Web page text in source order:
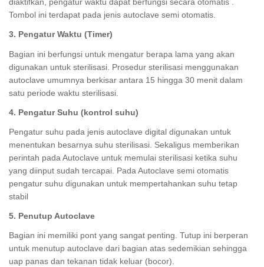
Tombol ini terdapat pada jenis autoclave semi otomatis.
3. Pengatur Waktu (Timer)
Bagian ini berfungsi untuk mengatur berapa lama yang akan
digunakan untuk sterilisasi. Prosedur sterilisasi menggunakan
autoclave umumnya berkisar antara 15 hingga 30 menit dalam
satu periode waktu sterilisasi.
4. Pengatur Suhu (kontrol suhu)
Pengatur suhu pada jenis autoclave digital digunakan untuk
menentukan besarnya suhu sterilisasi. Sekaligus memberikan
perintah pada Autoclave untuk memulai sterilisasi ketika suhu
yang diinput sudah tercapai. Pada Autoclave semi otomatis
pengatur suhu digunakan untuk mempertahankan suhu tetap
stabil
5. Penutup Autoclave
Bagian ini memiliki pont yang sangat penting. Tutup ini berperan
untuk menutup autoclave dari bagian atas sedemikian sehingga
uap panas dan tekanan tidak keluar (bocor).